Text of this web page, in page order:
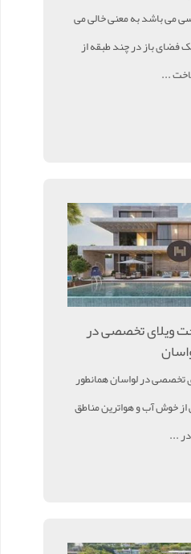
می باشد به معنی خالی می
فضای باز در چند طبقه از
...
ویلای تخصصی در
تخصصی در لواسان همانطور
از خوش آب و هواترین مناطق
در ...